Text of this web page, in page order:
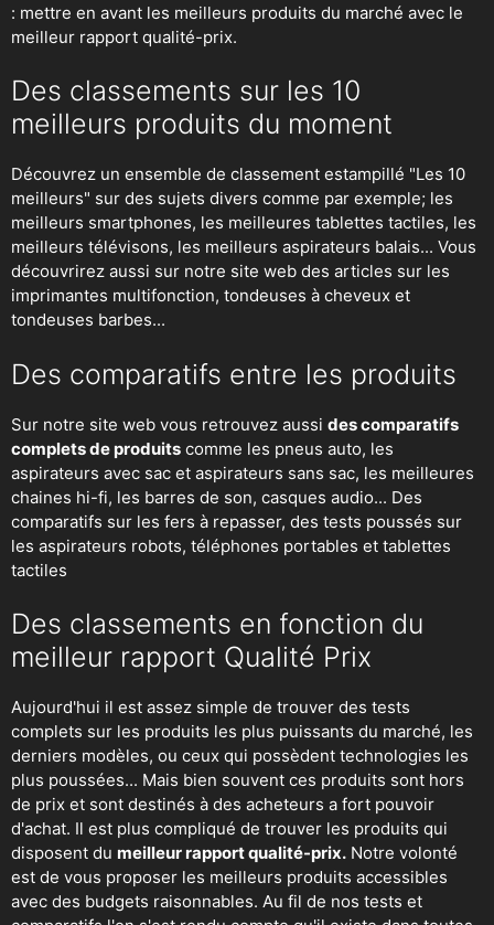
: mettre en avant les meilleurs produits du marché avec le
meilleur rapport qualité-prix.
Des classements sur les 10
meilleurs produits du moment
Découvrez un ensemble de classement estampillé "Les 10
meilleurs" sur des sujets divers comme par exemple; les
meilleurs smartphones, les meilleures tablettes tactiles, les
meilleurs télévisons, les meilleurs aspirateurs balais... Vous
découvrirez aussi sur notre site web des articles sur les
imprimantes multifonction, tondeuses à cheveux et
tondeuses barbes...
Des comparatifs entre les produits
Sur notre site web vous retrouvez aussi des comparatifs
complets de produits comme les pneus auto, les
aspirateurs avec sac et aspirateurs sans sac, les meilleures
chaines hi-fi, les barres de son, casques audio... Des
comparatifs sur les fers à repasser, des tests poussés sur
les aspirateurs robots, téléphones portables et tablettes
tactiles
Des classements en fonction du
meilleur rapport Qualité Prix
Aujourd'hui il est assez simple de trouver des tests
complets sur les produits les plus puissants du marché, les
derniers modèles, ou ceux qui possèdent technologies les
plus poussées... Mais bien souvent ces produits sont hors
de prix et sont destinés à des acheteurs a fort pouvoir
d'achat. Il est plus compliqué de trouver les produits qui
disposent du meilleur rapport qualité-prix. Notre volonté
est de vous proposer les meilleurs produits accessibles
avec des budgets raisonnables. Au fil de nos tests et